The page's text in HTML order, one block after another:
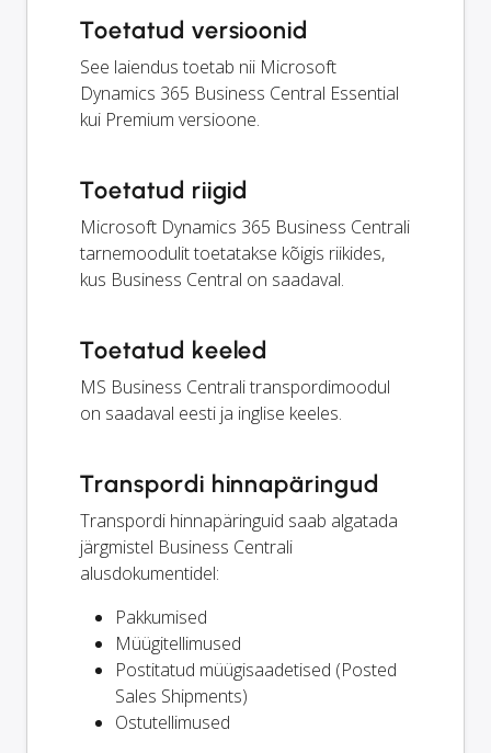
Toetatud versioonid
See laiendus toetab nii Microsoft
Dynamics 365 Business Central Essential
kui Premium versioone.
Toetatud riigid
Microsoft Dynamics 365 Business Centrali
tarnemoodulit toetatakse kõigis riikides,
kus Business Central on saadaval.
Toetatud keeled
MS Business Centrali transpordimoodul
on saadaval eesti ja inglise keeles.
Transpordi hinnapäringud
Transpordi hinnapäringuid saab algatada
järgmistel Business Centrali
alusdokumentidel:
Pakkumised
Müügitellimused
Postitatud müügisaadetised (Posted
Sales Shipments)
Ostutellimused